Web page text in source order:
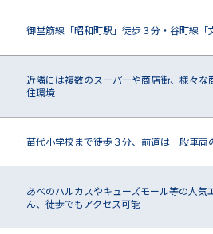
1 御堂筋線「昭和町駅」徒歩３分・谷町線「
2
近隣には複数のスーパーや商店街、様々
住環境
3 苗代小学校まで徒歩３分、前道は一般車
4
あべのハルカスやキューズモール等の人気
ん、徒歩でもアクセス可能
採用情報
常設モデルハウス見学予約
お問い合わせ・資料請求
サイトマップ